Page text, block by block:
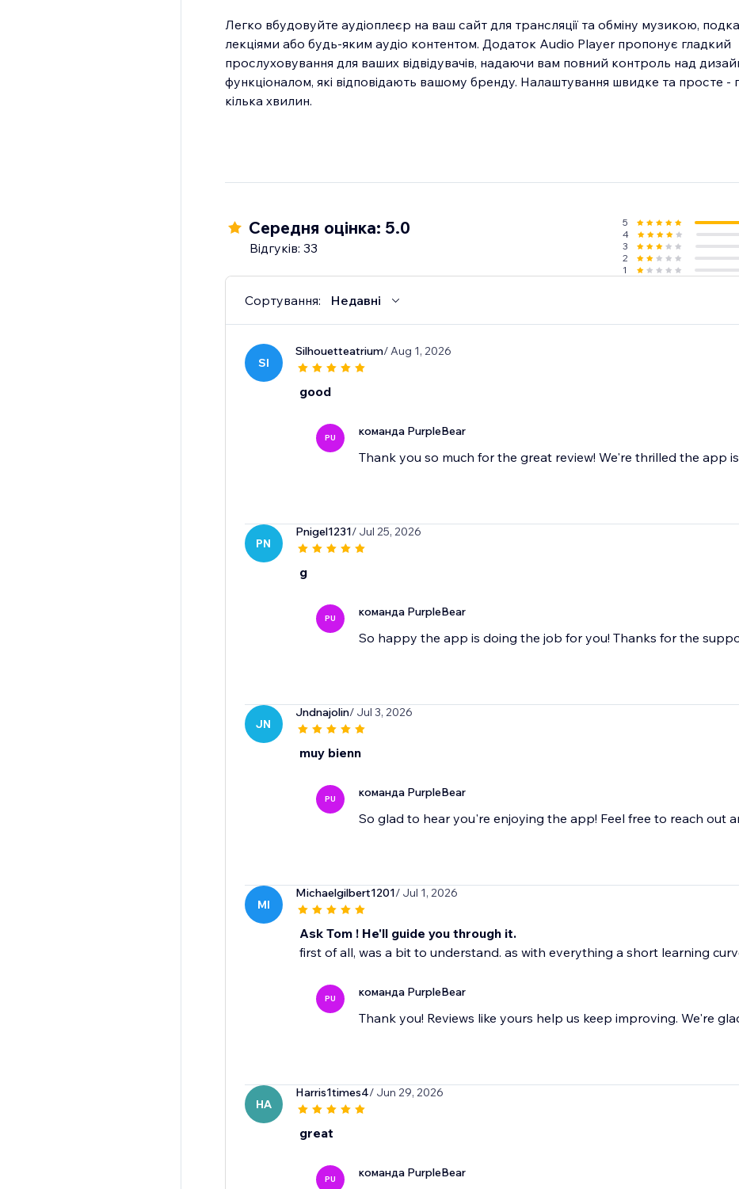
Легко вбудовуйте аудіоплеєр на ваш сайт для трансляції та обміну музикою,
лекціями або будь-яким аудіо контентом. Додаток Audio Player пропонує гладкий
прослуховування для ваших відвідувачів, надаючи вам повний контроль над
функціоналом, які відповідають вашому бренду. Налаштування швидке та просте -
кілька хвилин.
Середня оцінка: 5.0
Відгуків: 33
5
4
3
2
1
Сортування: Недавні
SI
Silhouetteatrium/ Aug 1, 2026
good
PU команда PurpleBear
Thank you so much for the great review! We're thrilled the app
PN
Pnigel1231/ Jul 25, 2026
g
PU команда PurpleBear
So happy the app is doing the job for you! Thanks for the
JN
Jndnajolin/ Jul 3, 2026
muy bienn
PU команда PurpleBear
So glad to hear you're enjoying the app! Feel free to reach out
MI
Michaelgilbert1201/ Jul 1, 2026
Ask Tom ! He'll guide you through it.
first of all, was a bit to understand. as with everything a short learning
PU команда PurpleBear
Thank you! Reviews like yours help us keep improving. We're
HA
Harris1times4/ Jun 29, 2026
great
PU команда PurpleBear